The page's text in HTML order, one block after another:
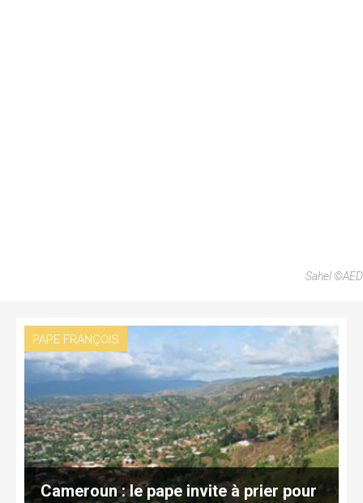
Sahel ©AED
PAPE FRANÇOIS
Cameroun : le pape invite à prier pour